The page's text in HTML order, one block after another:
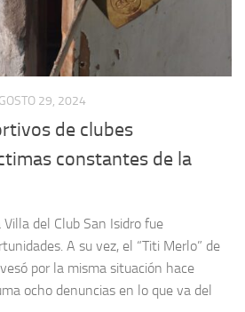
29, 2024
de clubes
constantes de la
del Club San Isidro fue
A su vez, el “Titi Merlo” de
por la misma situación hace
ocho denuncias en lo que va del